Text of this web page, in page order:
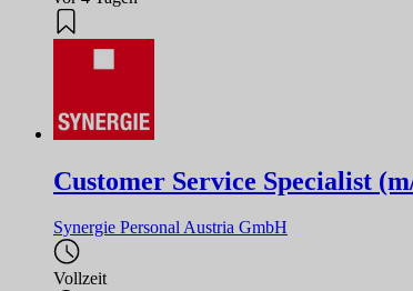
Customer Service Specialist
Synergie Personal Austria GmbH
Vollzeit